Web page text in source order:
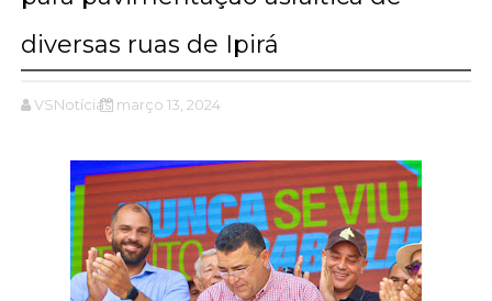
diversas ruas de Ipirá
VSNotícias março 13, 2024